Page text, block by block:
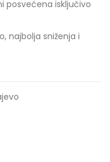
posvećena isključivo
najbolja sniženja i